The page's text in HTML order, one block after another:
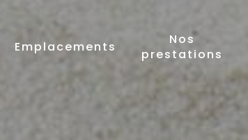
Emplacements
Nos
prestations